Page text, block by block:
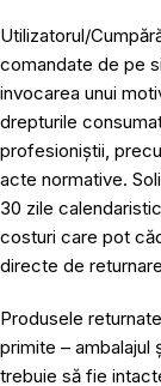
Utilizatorul/
comandate de pe
invocarea unui
drepturile
profesioniștii,
acte normative.
30 zile
costuri care pot
directe de
Produsele
primite –
trebuie să fie